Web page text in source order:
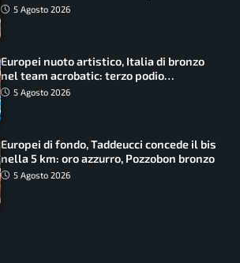
rafforzato
5 Agosto 2026
Europei nuoto artistico, Italia di bronzo
nel team acrobatic: terzo podio
consecutivo
5 Agosto 2026
Europei di fondo, Taddeucci concede il bis
nella 5 km: oro azzurro, Pozzobon bronzo
5 Agosto 2026